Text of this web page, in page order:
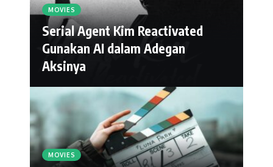
MOVIES
Serial Agent Kim Reactivated
Gunakan AI dalam Adegan
Aksinya
MOVIES